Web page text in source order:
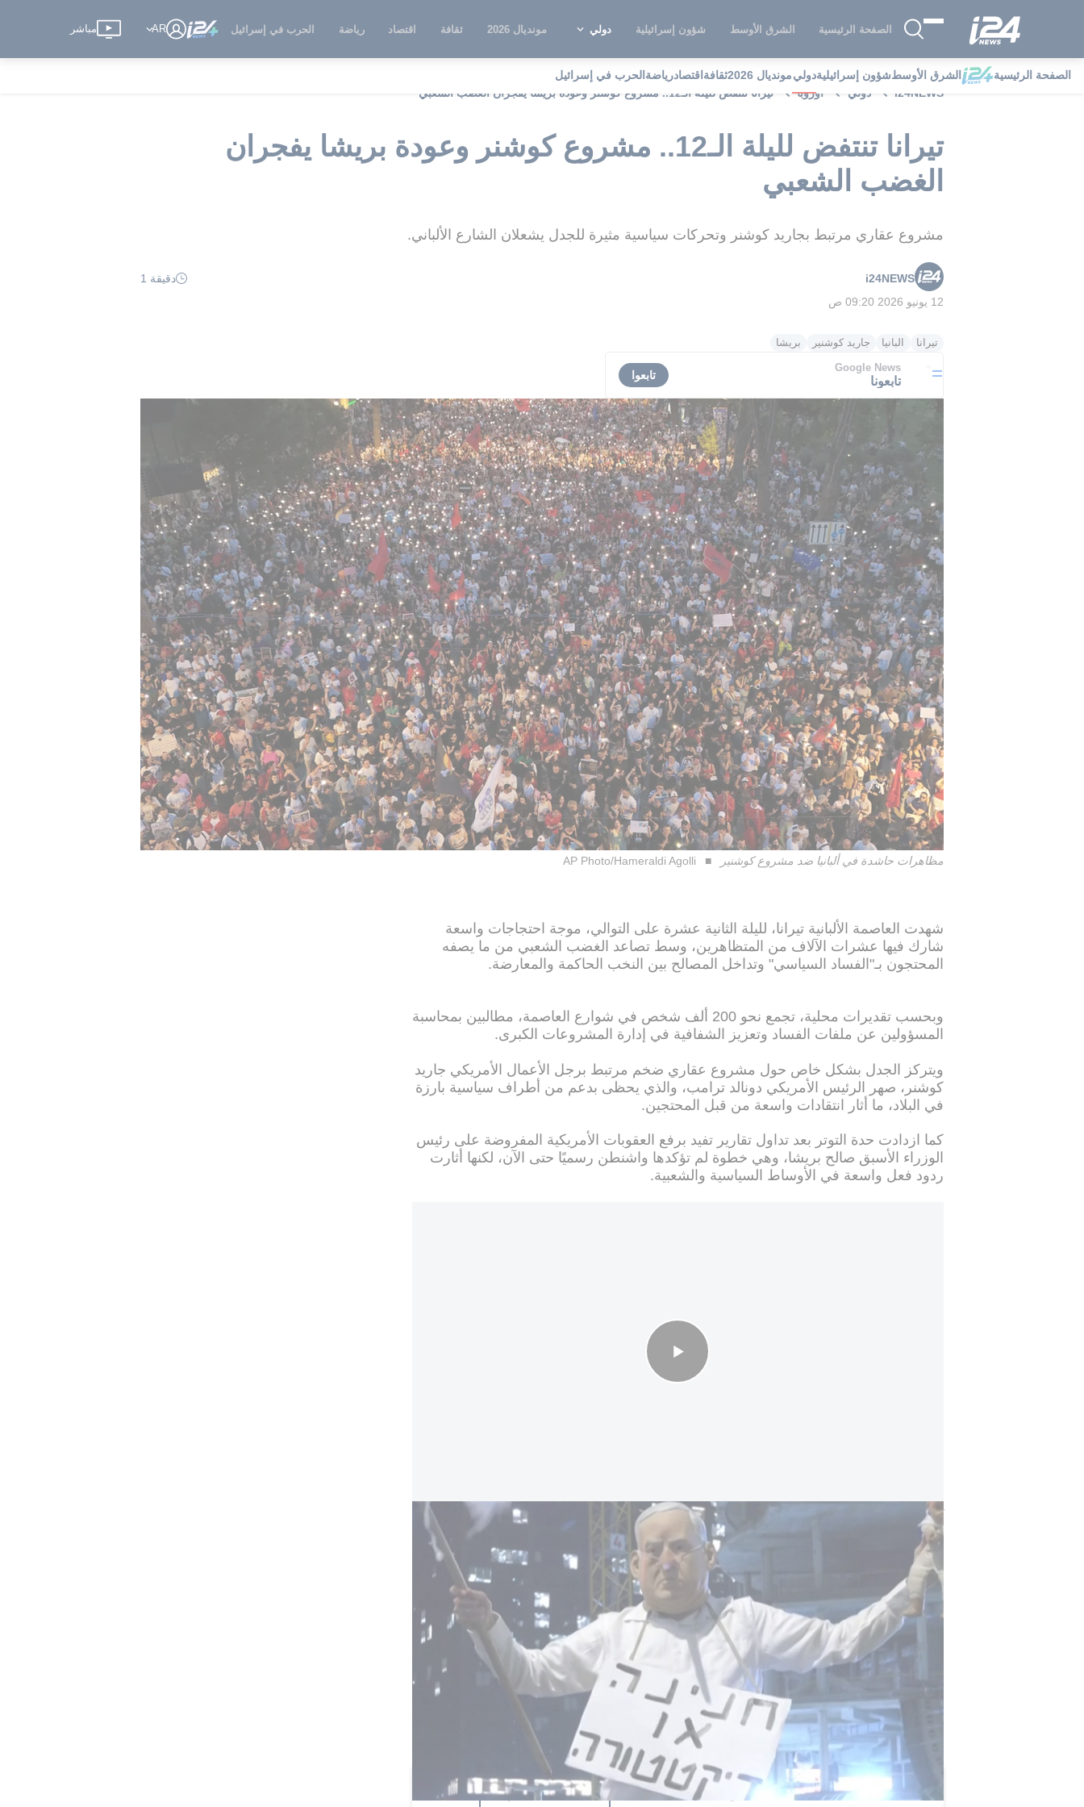
الصفحة الرئيسية الشرق الأوسط شؤون إسرائيلية دولي مونديال 2026 ثقافة اقتصاد رياضة الحرب في إسرائيل AR مباشر
الصفحة الرئيسية الشرق الأوسطشؤون إسرائيليةدوليمونديال 2026 ثقافة اقتصادرياضة الحرب في إسرائيل
i24NEWS
دولي أوروبا تيرانا تنتفض لليلة الـ12.. مشروع كوشنر وعودة بريشا يفجران الغضب الشعبي
تيرانا تنتفض لليلة الـ12.. مشروع كوشنر وعودة بريشا يفجران
الغضب الشعبي
مشروع عقاري مرتبط بجاريد كوشنر وتحركات سياسية مثيرة للجدل يشعلان الشارع الألباني.
i24NEWS
دقيقة 1
12 يونيو 2026 09:20 ص
تيرانا البانيا جاريد كوشنير بريشا
Google News
تابعونا تابعوا
مظاهرات حاشدة في ألبانيا ضد مشروع كوشنير AP Photo/Hameraldi Agolli
شهدت العاصمة الألبانية تيرانا، لليلة الثانية عشرة على التوالي، موجة احتجاجات واسعة
شارك فيها عشرات الآلاف من المتظاهرين، وسط تصاعد الغضب الشعبي من ما يصفه
المحتجون بـ"الفساد السياسي" وتداخل المصالح بين النخب الحاكمة والمعارضة.
وبحسب تقديرات محلية، تجمع نحو 200 ألف شخص في شوارع العاصمة، مطالبين بمحاسبة
المسؤولين عن ملفات الفساد وتعزيز الشفافية في إدارة المشروعات الكبرى.
ويتركز الجدل بشكل خاص حول مشروع عقاري ضخم مرتبط برجل الأعمال الأمريكي جاريد
كوشنر، صهر الرئيس الأمريكي دونالد ترامب، والذي يحظى بدعم من أطراف سياسية بارزة
في البلاد، ما أثار انتقادات واسعة من قبل المحتجين.
كما ازدادت حدة التوتر بعد تداول تقارير تفيد برفع العقوبات الأمريكية المفروضة على رئيس
الوزراء الأسبق صالح بريشا، وهي خطوة لم تؤكدها واشنطن رسميًا حتى الآن، لكنها أثارت
ردود فعل واسعة في الأوساط السياسية والشعبية.
تفاصيل زيارة كوشنر وويتكوف المتوقعة لإسرائيل.. و"نتنياهو لا بديل له إلا أن يتماشى مع إرادة ترامب"
وكانت الولايات المتحدة قد فرضت عقوبات على بريشا عام 2021 بتهم تتعلق بالفساد
واستغلال النفوذ، وهي الاتهامات التي نفى صحتها مرارًا، معتبرًا أنها ذات دوافع سياسية.
ويرى مراقبون أن الاحتجاجات الحالية تعكس حالة من الاستياء المتزايد تجاه الطبقة
السياسية في ألبانيا، في ظل اتهامات متبادلة بين الحكومة والمعارضة بشأن إدارة الشأن
العام والملفات الاقتصادية.
وتأتي هذه التطورات في وقت تواجه فيه الحكومة الألبانية ضغوطًا متزايدة لاحتواء الأزمة
وطمأنة الرأي العام، بينما يواصل المحتجون مطالبهم بإجراء إصلاحات سياسية واقتصادية
تلقت هذه المقالة 0 تعليق اضف تعليق